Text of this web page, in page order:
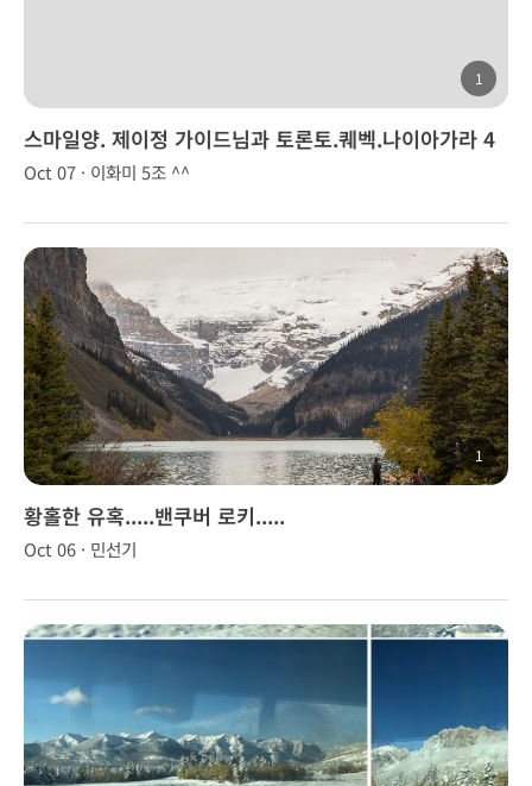
1
스마일양. 제이정 가이드님과 토론토.퀘벡.나이아가라 4
박 5일
Oct 07 · 이화미 5조 ^^
1
황홀한 유혹.....밴쿠버 로키.....
Oct 06 · 민선기